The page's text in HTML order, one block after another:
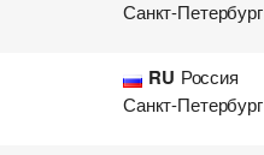
Санкт-Петербург
RU Россия
Санкт-Петербург